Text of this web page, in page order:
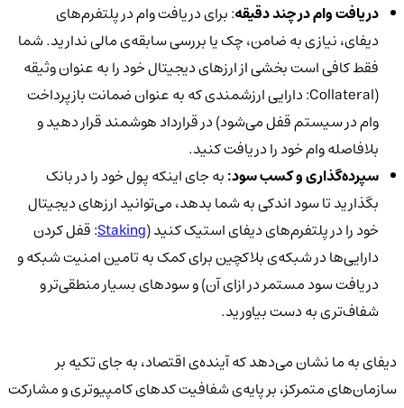
دریافت وام در چند دقیقه: برای دریافت وام در پلتفرم‌های
دیفای، نیازی به ضامن، چک یا بررسی سابقه‌ی مالی ندارید. شما
فقط کافی است بخشی از ارزهای دیجیتال خود را به عنوان وثیقه
(Collateral: دارایی ارزشمندی که به عنوان ضمانت بازپرداخت
وام در سیستم قفل می‌شود) در قرارداد هوشمند قرار دهید و
بلافاصله وام خود را دریافت کنید.
سپرده‌گذاری و کسب سود:به جای اینکه پول خود را در بانک
بگذارید تا سود اندکی به شما بدهد، می‌توانید ارزهای دیجیتال
خود را در پلتفرم‌های دیفای استیک کنید (Staking: قفل کردن
دارایی‌ها در شبکه‌ی بلاکچین برای کمک به تامین امنیت شبکه و
دریافت سود مستمر در ازای آن) و سودهای بسیار منطقی‌تر و
شفاف‌تری به دست بیاورید.
دیفای به ما نشان می‌دهد که آینده‌ی اقتصاد، به جای تکیه بر
سازمان‌های متمرکز، بر پایه‌ی شفافیت کدهای کامپیوتری و مشارکت